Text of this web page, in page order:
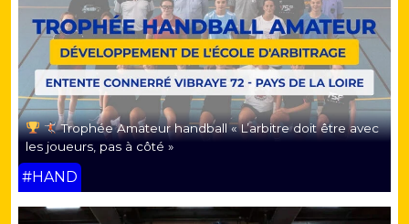
Trophée Amateur handball « L’arbitre doit être avec
les joueurs, pas à côté »
#HAND